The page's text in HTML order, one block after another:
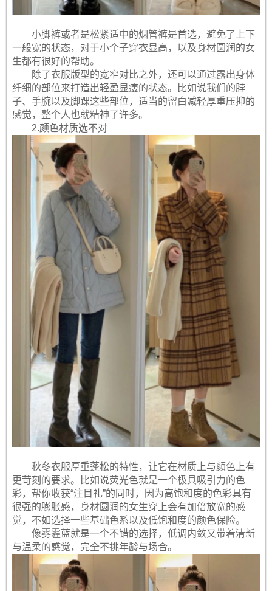
小脚裤或者是松紧适中的烟管裤是首选，避免了上下
一般宽的状态，对于小个子穿衣显高，以及身材圆润的女
生都有很好的帮助。
除了衣服版型的宽窄对比之外，还可以通过露出身体
纤细的部位来打造出轻盈显瘦的状态。比如说我们的脖
子、手腕以及脚踝这些部位，适当的留白减轻厚重压抑的
感觉，整个人也就精神了许多。
2.颜色材质选不对
秋冬衣服厚重蓬松的特性，让它在材质上与颜色上有
更苛刻的要求。比如说荧光色就是一个极具吸引力的色
彩，帮你收获“注目礼”的同时，因为高饱和度的色彩具有
很强的膨胀感，身材圆润的女生穿上会有加倍放宽的感
觉，不如选择一些基础色系以及低饱和度的颜色保险。
像雾霾蓝就是一个不错的选择，低调内敛又带着清新
与温柔的感觉，完全不挑年龄与场合。